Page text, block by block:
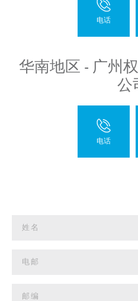
华南地区 - 广州
公